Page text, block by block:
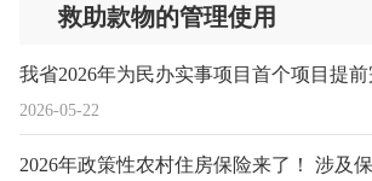
救助款物的管理使用
2026-05-22
我省2026年为民办实事项目首个项目提
2026年政策性农村住房保险来了！ 涉及保险